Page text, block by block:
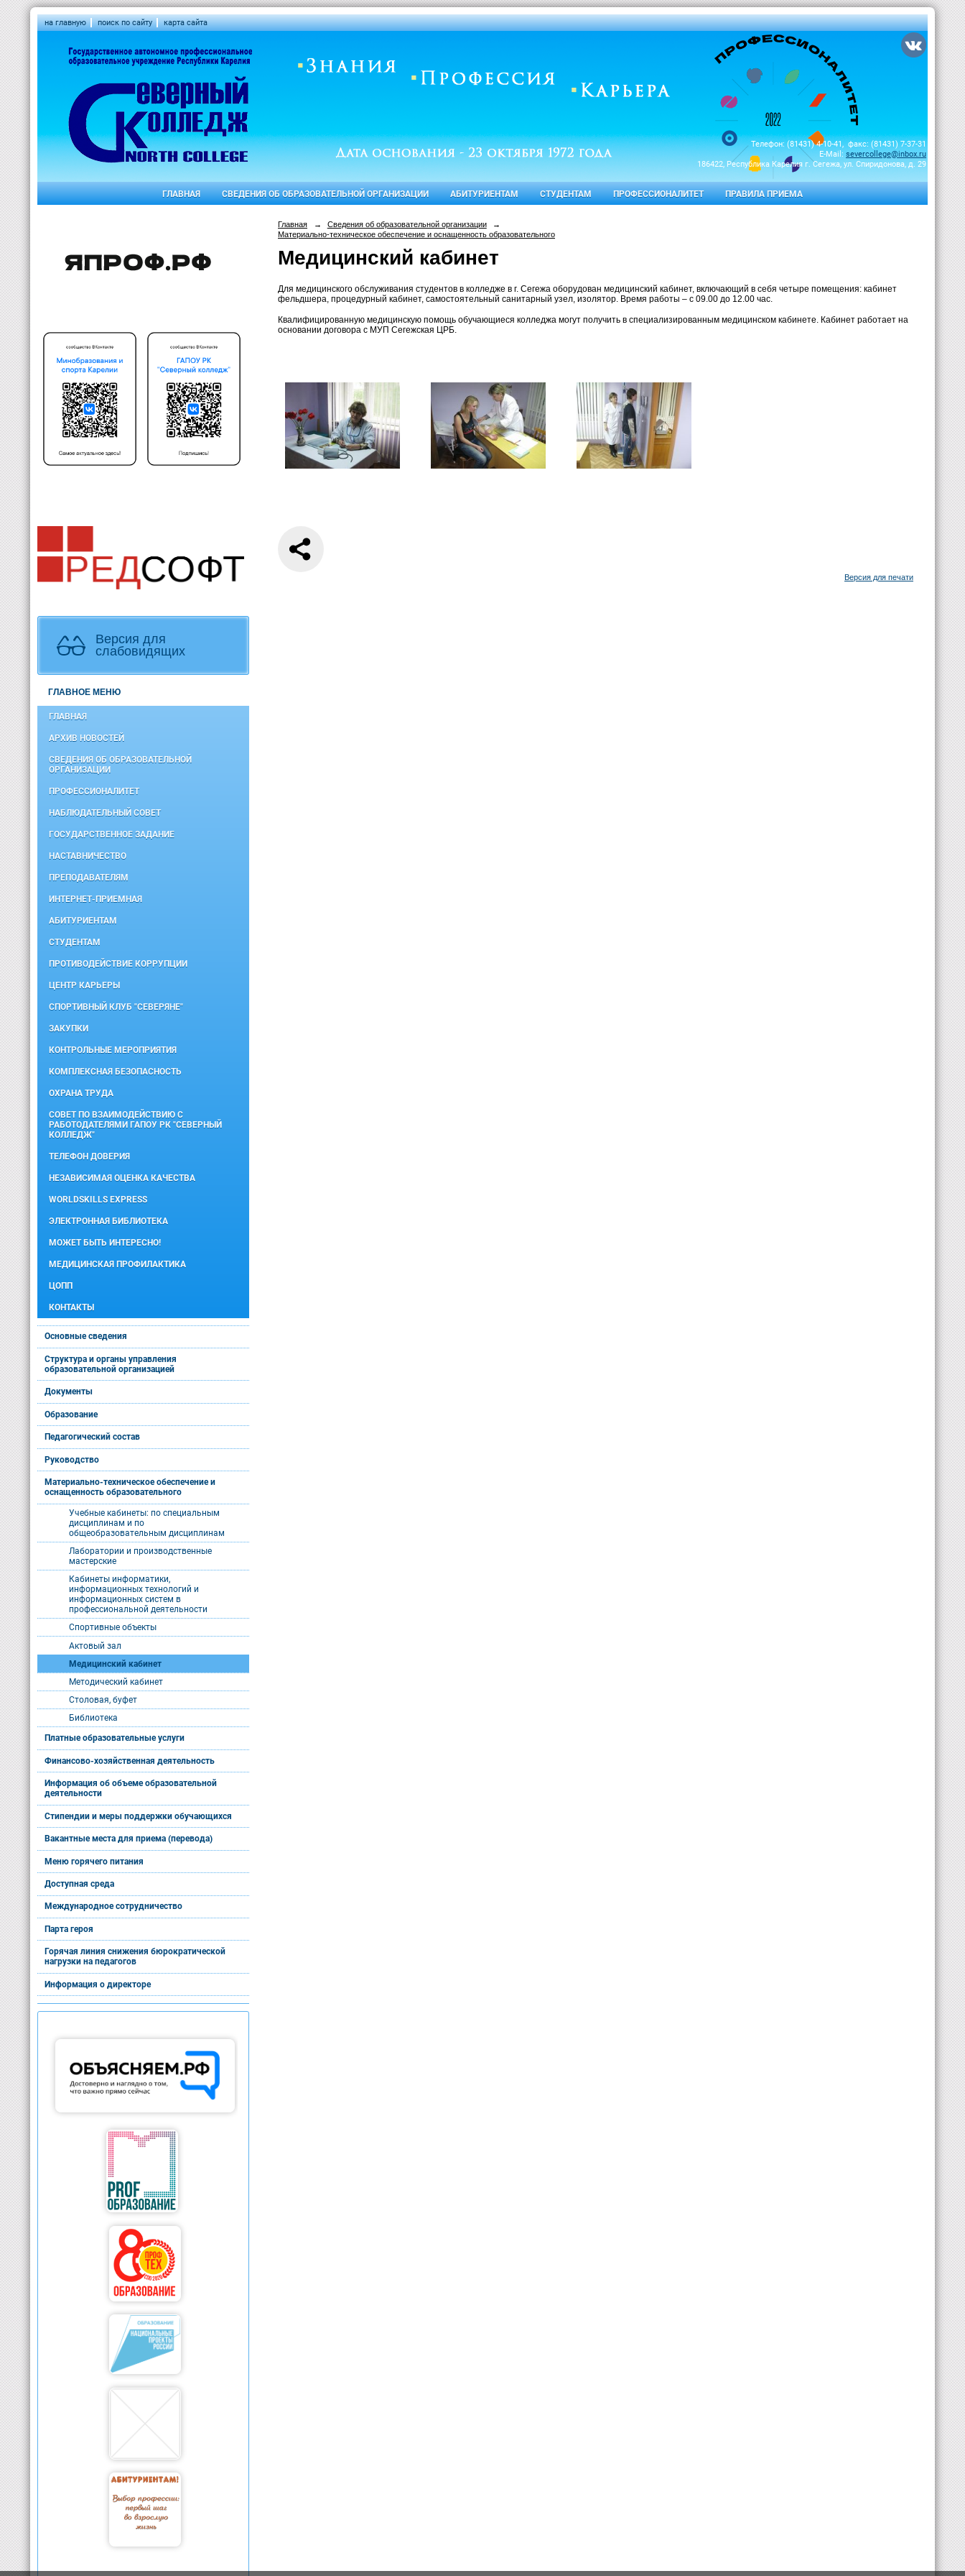
на главную поиск по сайту карта сайта
Телефон: (81431) 4-10-41, факс: (81431) 7-37-31
E-Mail: severcollege@inbox.ru
186422, Республика Карелия г. Сегежа, ул. Спиридонова, д. 29
ГЛАВНАЯ СВЕДЕНИЯ ОБ ОБРАЗОВАТЕЛЬНОЙ ОРГАНИЗАЦИИ АБИТУРИЕНТАМ СТУДЕНТАМ ПРОФЕССИОНАЛИТЕТ ПРАВИЛА ПРИЕМА
Версия для
слабовидящих
ГЛАВНОЕ МЕНЮ
ГЛАВНАЯ
АРХИВ НОВОСТЕЙ
СВЕДЕНИЯ ОБ ОБРАЗОВАТЕЛЬНОЙ
ОРГАНИЗАЦИИ
ПРОФЕССИОНАЛИТЕТ
НАБЛЮДАТЕЛЬНЫЙ СОВЕТ
ГОСУДАРСТВЕННОЕ ЗАДАНИЕ
НАСТАВНИЧЕСТВО
ПРЕПОДАВАТЕЛЯМ
ИНТЕРНЕТ-ПРИЕМНАЯ
АБИТУРИЕНТАМ
СТУДЕНТАМ
ПРОТИВОДЕЙСТВИЕ КОРРУПЦИИ
ЦЕНТР КАРЬЕРЫ
СПОРТИВНЫЙ КЛУБ "СЕВЕРЯНЕ"
ЗАКУПКИ
КОНТРОЛЬНЫЕ МЕРОПРИЯТИЯ
КОМПЛЕКСНАЯ БЕЗОПАСНОСТЬ
ОХРАНА ТРУДА
СОВЕТ ПО ВЗАИМОДЕЙСТВИЮ С
РАБОТОДАТЕЛЯМИ ГАПОУ РК "СЕВЕРНЫЙ
КОЛЛЕДЖ"
ТЕЛЕФОН ДОВЕРИЯ
НЕЗАВИСИМАЯ ОЦЕНКА КАЧЕСТВА
WORLDSKILLS EXPRESS
ЭЛЕКТРОННАЯ БИБЛИОТЕКА
МОЖЕТ БЫТЬ ИНТЕРЕСНО!
МЕДИЦИНСКАЯ ПРОФИЛАКТИКА
ЦОПП
КОНТАКТЫ
Основные сведения
Структура и органы управления
образовательной организацией
Документы
Образование
Педагогический состав
Руководство
Материально-техническое обеспечение и
оснащенность образовательного
Учебные кабинеты: по специальным
дисциплинам и по
общеобразовательным дисциплинам
Лаборатории и производственные
мастерские
Кабинеты информатики,
информационных технологий и
информационных систем в
профессиональной деятельности
Спортивные объекты
Актовый зал
Медицинский кабинет
Методический кабинет
Столовая, буфет
Библиотека
Платные образовательные услуги
Финансово-хозяйственная деятельность
Информация об объеме образовательной
деятельности
Стипендии и меры поддержки обучающихся
Вакантные места для приема (перевода)
Меню горячего питания
Доступная среда
Международное сотрудничество
Парта героя
Горячая линия снижения бюрократической
нагрузки на педагогов
Информация о директоре
Главная → Сведения об образовательной организации
→
Материально-техническое обеспечение и оснащенность образовательного
Медицинский кабинет
Для медицинского обслуживания студентов в колледже в г. Сегежа оборудован медицинский кабинет, включающий в себя четыре помещения: кабинет
фельдшера, процедурный кабинет, самостоятельный санитарный узел, изолятор. Время работы – с 09.00 до 12.00 час.
Квалифицированную медицинскую помощь обучающиеся колледжа могут получить в специализированным медицинском кабинете. Кабинет работает на
основании договора с МУП Сегежская ЦРБ.
Версия для печати